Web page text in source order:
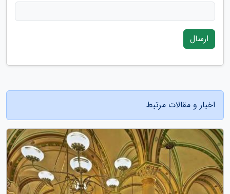
ارسال
اخبار و مقالات مرتبط